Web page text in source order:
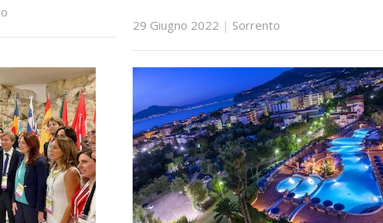
29 Giugno 2022 | Sorrento